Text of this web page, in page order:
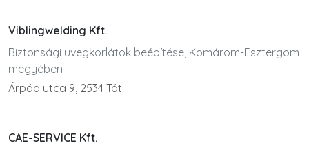
Viblingwelding Kft.
Biztonsági üvegkorlátok beépítése, Komárom-Esztergom
megyében
Árpád utca 9, 2534 Tát
CAE-SERVICE Kft.